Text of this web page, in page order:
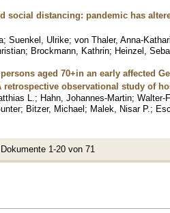
social distancing: pandemic has
; Suenkel, Ulrike; von Thaler, Anna-
; Brockmann, Kathrin; Heinzel,
persons aged 70+in an early affected
retrospective observational study of
L. ; Hahn, Johannes-Martin; Walter-
; Bitzer, Michael; Malek, Nisar P. ;
1-20 von 71